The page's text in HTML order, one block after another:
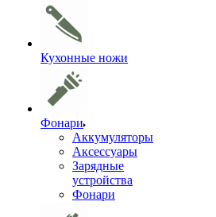
Кухонные ножи
Фонари
Аккумуляторы
Аксессуары
Зарядные
устройства
Фонари